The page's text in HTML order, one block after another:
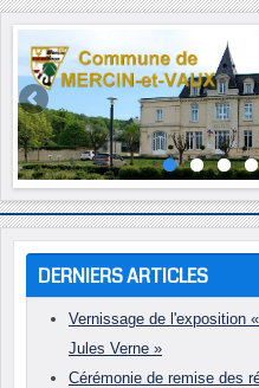
DERNIERS ARTICLES
Vernissage de l'exposition
Jules Verne »
Cérémonie de remise des
Année
précédente
Mois
précédent
Année
suivante
Mois
suivant